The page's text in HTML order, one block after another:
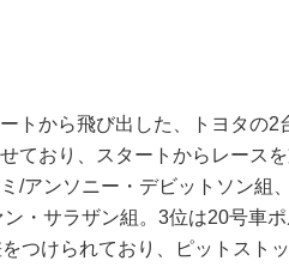
トから飛び出した、トヨタの2
ており、スタートからレース
/アンソニー・デビットソン組
・サラザン組。3位は20号車
つけられており、ピットスト